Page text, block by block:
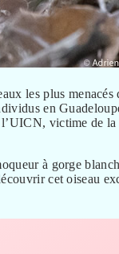
les plus
en
victime de
à gorge
cet oiseau